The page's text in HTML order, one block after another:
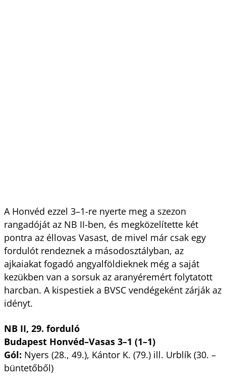
A Honvéd ezzel 3–1-re nyerte meg a szezon
rangadóját az NB II-ben, és megközelítette két
pontra az éllovas Vasast, de mivel már csak egy
fordulót rendeznek a másodosztályban, az
ajkaiakat fogadó angyalföldieknek még a saját
kezükben van a sorsuk az aranyéremért folytatott
harcban. A kispestiek a BVSC vendégeként zárják az
idényt.
NB II, 29. forduló
Budapest Honvéd–Vasas 3–1 (1–1)
Gól: Nyers (28., 49.), Kántor K. (79.) ill. Urblík (30. –
büntetőből)